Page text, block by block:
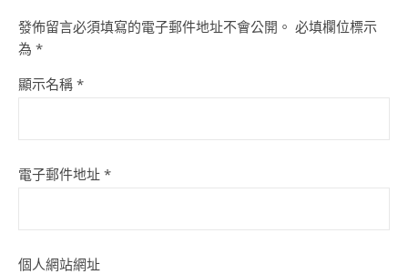
發佈留言必須填寫的電子郵件地址不會公開。 必填欄位標示
為 *
顯示名稱 *
電子郵件地址 *
個人網站網址